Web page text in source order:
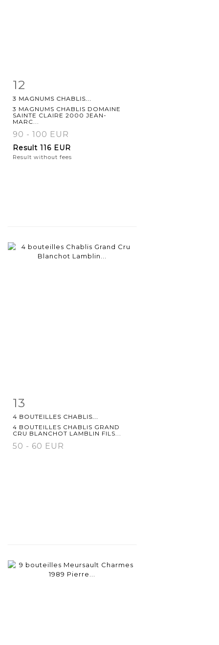
Item detail
12
3 MAGNUMS CHABLIS...
3 MAGNUMS CHABLIS DOMAINE
SAINTE CLAIRE 2000 JEAN-
MARC...
90 - 100 EUR
Result 116 EUR
Result without fees
Item detail
13
4 BOUTEILLES CHABLIS...
4 BOUTEILLES CHABLIS GRAND
CRU BLANCHOT LAMBLIN FILS...
50 - 60 EUR